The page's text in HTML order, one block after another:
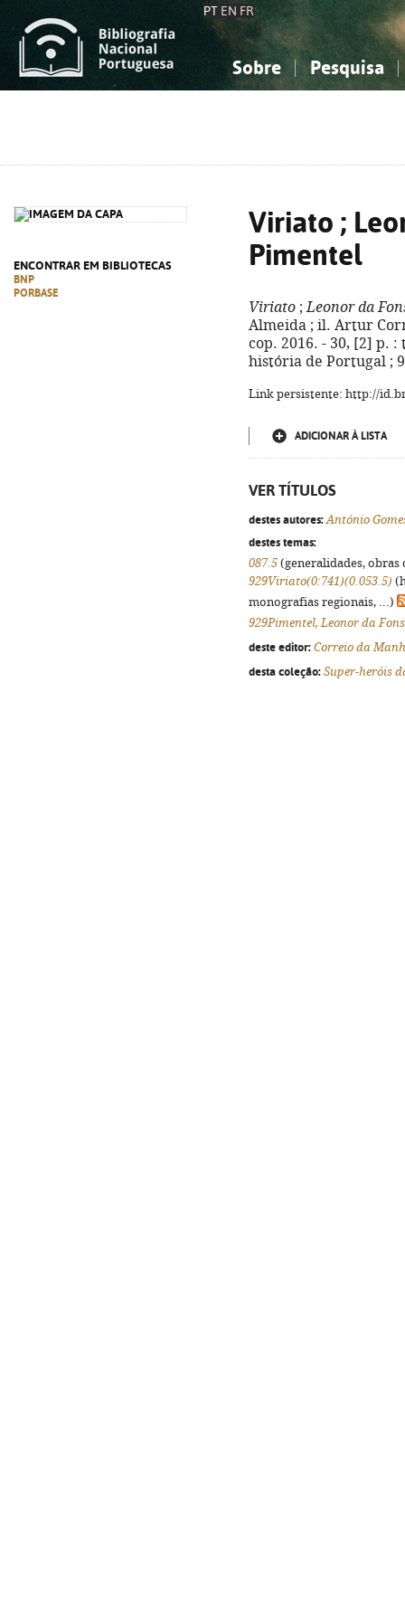
PT EN FR
Sobre Pesquisa
ENCONTRAR EM BIBLIOTECAS
BNP
PORBASE
Viriato ;
Pimentel
Viriato ;Leonor da
Almeida ; il. Artur
cop. 2016. - 30, [2] p.
história de Portugal ;
Link persistente: http://
ADICIONAR À LISTA
VER TÍTULOS
destes autores: António
destes temas:
087.5 (generalidades,
929Viriato(0:741)(0.053.5)
monografias regionais, ...)
929Pimentel, Leonor da
deste editor: Correio da
desta coleção: Super-heróis